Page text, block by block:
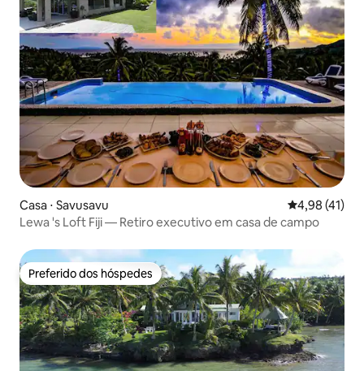
Casa ⋅ Savusavu 4,98 de uma
4,98 (41)
Lewa 's Loft Fiji — Retiro executivo em casa de campo
Preferido dos hóspedes
Preferido dos hóspedes